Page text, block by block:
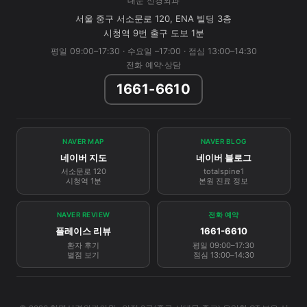
서울 중구 서소문로 120, ENA 빌딩 3층
시청역 9번 출구 도보 1분
평일 09:00–17:30 · 수요일 –17:00 · 점심 13:00–14:30
전화 예약·상담
1661-6610
NAVER MAP
네이버 지도
서소문로 120
시청역 1분
NAVER BLOG
네이버 블로그
totalspine1
본원 진료 정보
NAVER REVIEW
플레이스 리뷰
환자 후기
별점 보기
전화 예약
1661-6610
평일 09:00–17:30
점심 13:00–14:30